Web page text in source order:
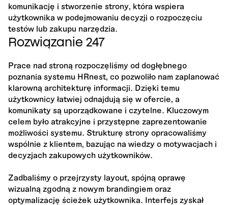
komunikację i stworzenie strony, która wspiera
użytkownika w podejmowaniu decyzji o rozpoczęciu
testów lub zakupu narzędzia.
Rozwiązanie 247
Prace nad stroną rozpoczęliśmy od dogłębnego
poznania systemu HRnest, co pozwoliło nam zaplanować
klarowną architekturę informacji. Dzięki temu
użytkownicy łatwiej odnajdują się w ofercie, a
komunikaty są uporządkowane i czytelne. Kluczowym
celem było atrakcyjne i przystępne zaprezentowanie
możliwości systemu. Strukturę strony opracowaliśmy
wspólnie z klientem, bazując na wiedzy o motywacjach i
decyzjach zakupowych użytkowników.
Zadbaliśmy o przejrzysty layout, spójną oprawę
wizualną zgodną z nowym brandingiem oraz
optymalizację ścieżek użytkownika. Interfejs zyskał